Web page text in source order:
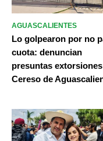
AGUASCALIENTES
Lo golpearon por no
cuota: denuncian
presuntas
Cereso de